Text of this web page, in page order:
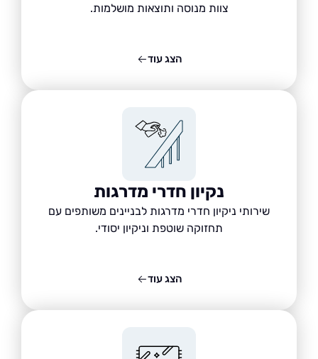
צוות מנוסה ותוצאות מושלמות.
נקיון חדרי מדרגות
שירותי ניקיון חדרי מדרגות לבניינים משותפים עם
תחזוקה שוטפת וניקיון יסודי.